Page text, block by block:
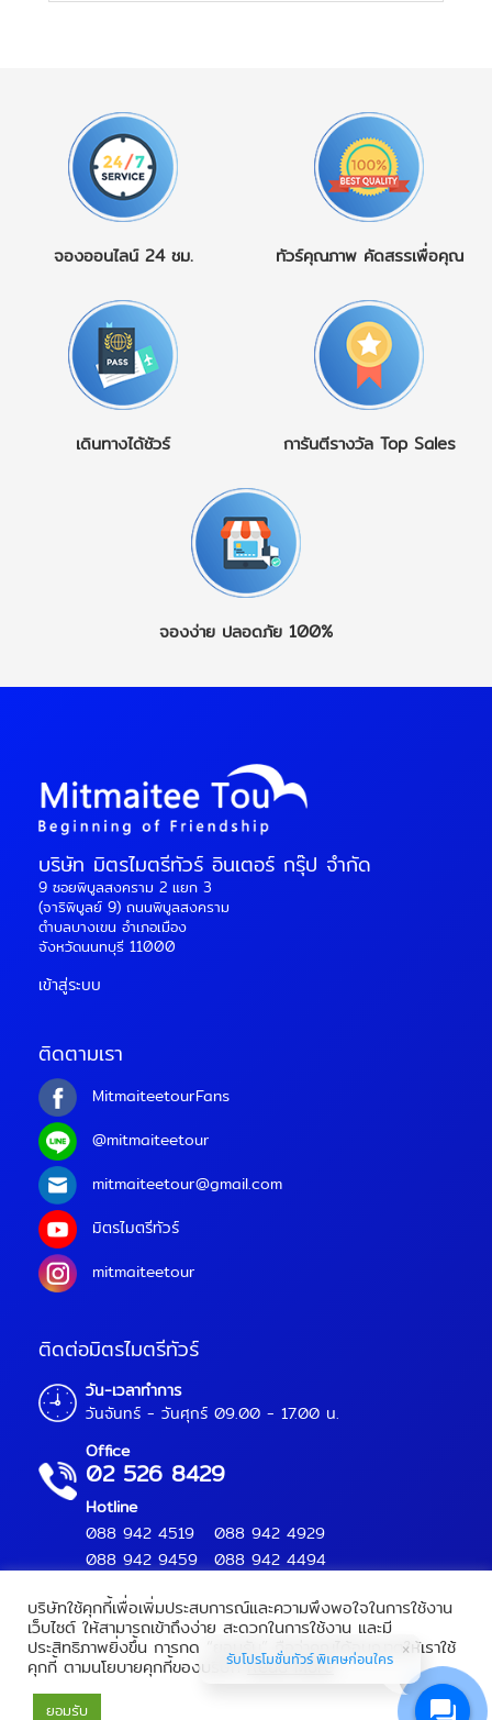
จองออนไลน์ 24 ชม. ทัวร์คุณภาพ คัดสรรเพื่อคุณ
เดินทางได้ชัวร์ การันตีรางวัล Top Sales
จองง่าย ปลอดภัย 100%
บริษัทใช้คุกกี้เพื่อเพิ่มประสบการณ์และความพึงพอใจในการใช้งาน
เว็บไซต์ ให้สามารถเข้าถึงง่าย สะดวกในการใช้งาน และมี
ประสิทธิภาพยิ่งขึ้น การกด “ยอมรับ” ถือว่าคุณได้อนุญาตให้เราใช้
คุกกี้ ตามนโยบายคุกกี้ของบริษัทRead More
ยอมรับ
บริษัท มิตรไมตรีทัวร์ อินเตอร์ กรุ๊ป จำกัด
9 ซอยพิบูลสงคราม 2 แยก 3
(จาริพิบูลย์ 9) ถนนพิบูลสงคราม
ตำบลบางเขน อำเภอเมือง
จังหวัดนนทบุรี 11000
เข้าสู่ระบบ
ติดตามเรา
MitmaiteetourFans
@mitmaiteetour
mitmaiteetour@gmail.com
มิตรไมตรีทัวร์
mitmaiteetour
ติดต่อมิตรไมตรีทัวร์
วัน-เวลาทำการ
วันจันทร์ - วันศุกร์ 09.00 - 17.00 น.
Office
02 526 8429
Hotline
088 942 4519
088 942 9459
088 942 4929
088 942 4494
Mitmaitee Tour Copyright 2018.All Rights Reserved.
11/09566
รับโปรโมชั่นทัวร์ พิเศษก่อนใคร